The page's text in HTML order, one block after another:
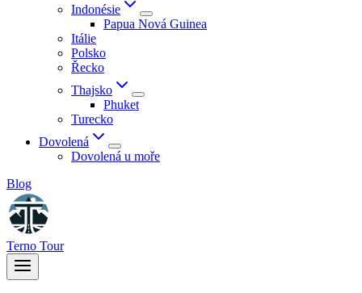
Indonésie
Papua Nová Guinea
Itálie
Polsko
Řecko
Thajsko
Phuket
Turecko
Dovolená
Dovolená u moře
Blog
Terno Tour